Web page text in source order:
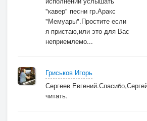
"кавер" песни гр.Аракс
"Мемуары".Простите если
я пристаю,или это для Вас
неприемлемо...
Гриськов Игорь
Сергеев
читать.